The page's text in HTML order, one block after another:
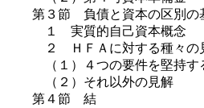
第３節 負債と資本の区別の基
１ 実質的自己資本概念
２ ＨＦＡに対する種々の
（１）４つの要件を堅持す
（２）それ以外の見解
第４節 結